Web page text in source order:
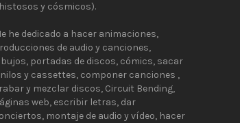
y cósmicos).
he dedicado a hacer animaciones,
de audio y canciones,
portadas de discos, cómics, sacar
y cassettes, componer canciones ,
y mezclar discos, Circuit Bending,
web, escribir letras, dar
montaje de audio y vídeo, hacer